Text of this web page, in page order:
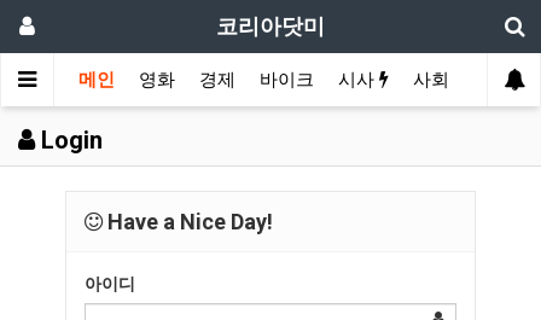
코리아닷미
메인 영화 경제 바이크 시사 사회 스포츠
Login
Have a Nice Day!
아이디